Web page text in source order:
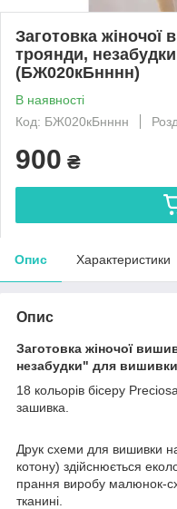
Заготовка жіночої
троянди,
(БЖ020кБнннн)
В наявності
Код: БЖ020кБнннн
900 ₴
Опис Характеристики
Опис
Заготовка жіночої
незабудки" для
18 кольорів бісеру
зашивка.
Друк схеми для вишивки
котону) здійcнюється
прання виробу малюнок-
тканині.